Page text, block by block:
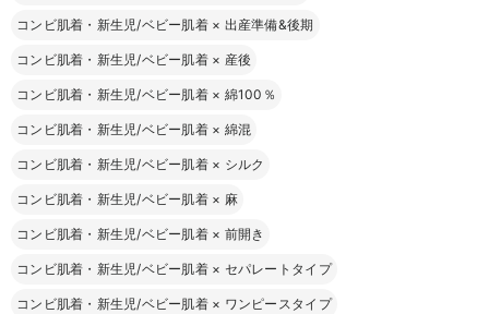
コンビ肌着・新生児/ベビー肌着 × 出産準備&後期
コンビ肌着・新生児/ベビー肌着 × 産後
コンビ肌着・新生児/ベビー肌着 × 綿100％
コンビ肌着・新生児/ベビー肌着 × 綿混
コンビ肌着・新生児/ベビー肌着 × シルク
コンビ肌着・新生児/ベビー肌着 × 麻
コンビ肌着・新生児/ベビー肌着 × 前開き
コンビ肌着・新生児/ベビー肌着 × セパレートタイプ
コンビ肌着・新生児/ベビー肌着 × ワンピースタイプ